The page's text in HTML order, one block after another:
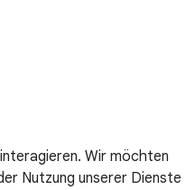
Wir möchten
Nutzung unserer Dienste